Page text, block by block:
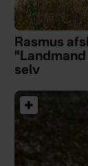
Rasmus
selv